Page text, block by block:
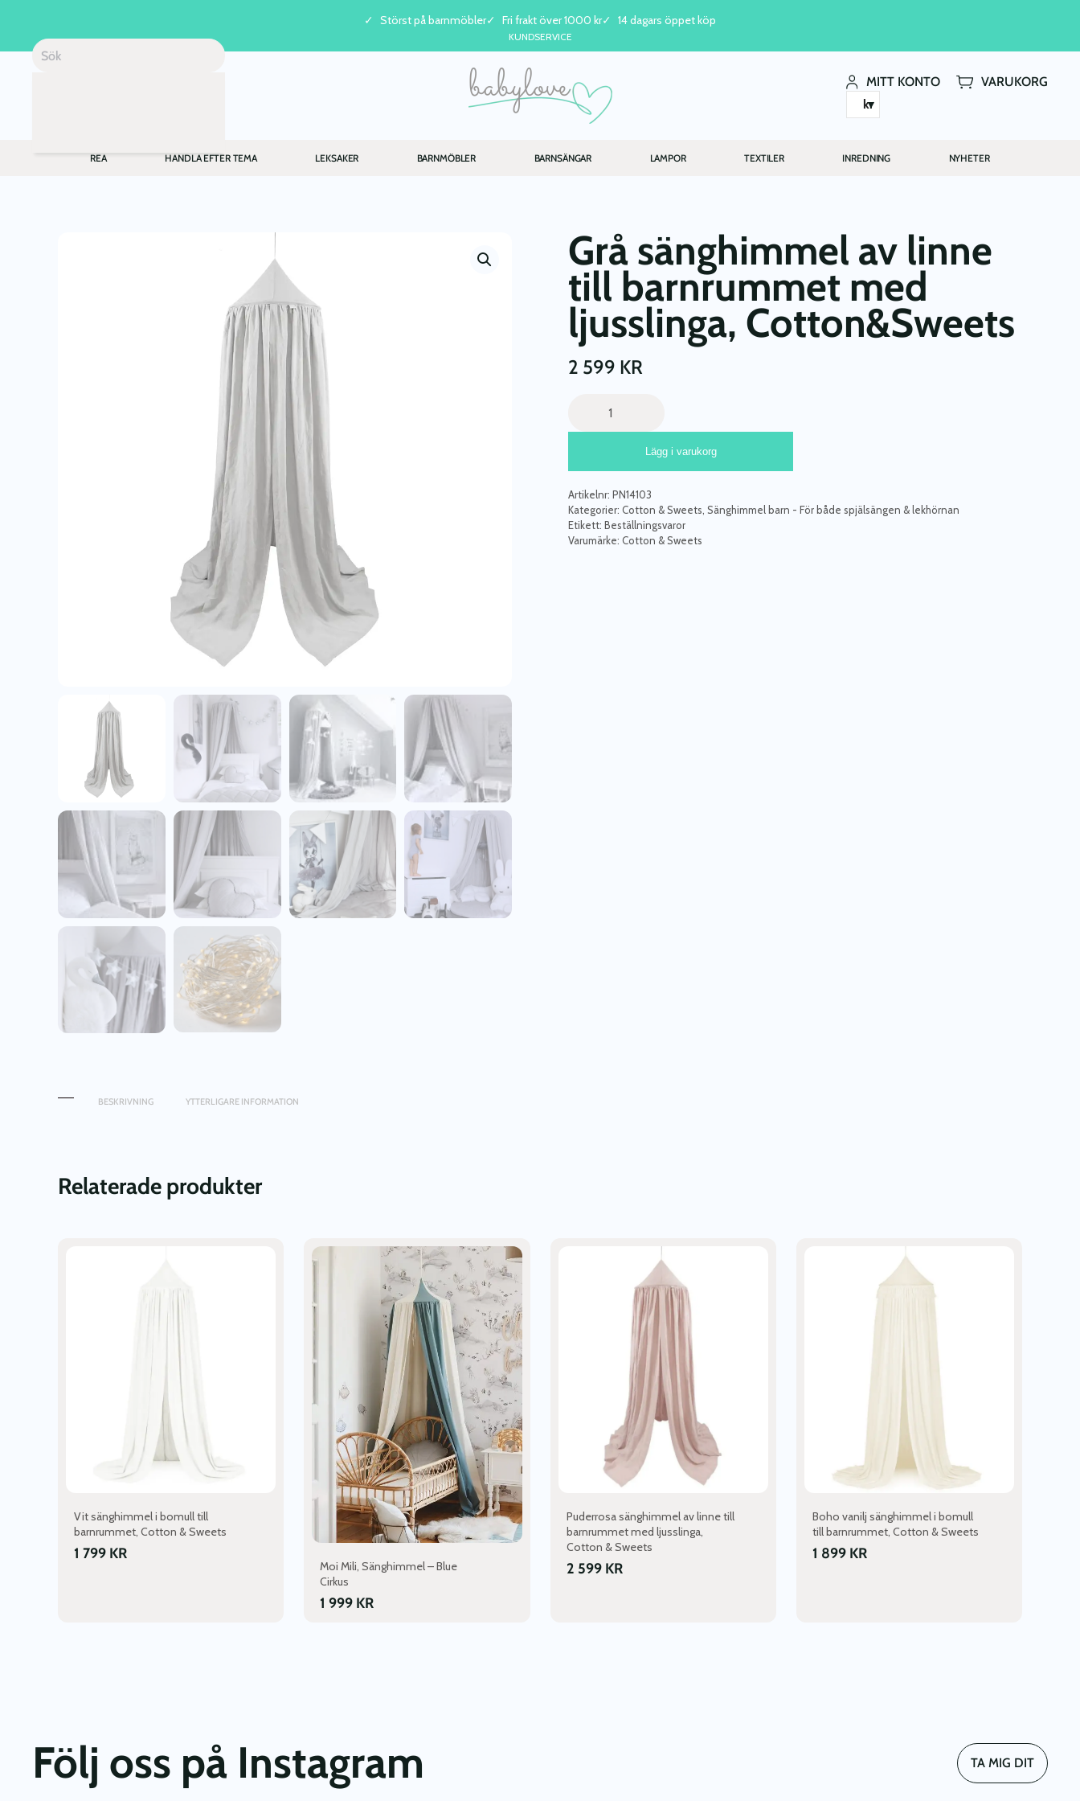
Skip to main content
Störst på barnmöbler Fri frakt över 1000 kr 14 dagars öppet köp
KUNDSERVICE
MITT KONTO
VARUKORG
kr
REA HANDLA EFTER TEMA LEKSAKER BARNMÖBLER BARNSÄNGAR LAMPOR TEXTILER INREDNING NYHETER
Grå sänghimmel av linne
till barnrummet med
ljusslinga, Cotton&Sweets
2 599 KR
sänghimmel
av
till
barnrummet
med
ljusslinga,
Cotton&Sweets
Lägg i varukorg
Artikelnr: PN14103
Kategorier: Cotton & Sweets Sänghimmel barn - För både spjälsängen & lekhörnan
Etikett: Beställningsvaror
Varumärke: Cotton & Sweets
BESKRIVNING YTTERLIGARE INFORMATION
Relaterade produkter
Vit sänghimmel i bomull till
barnrummet, Cotton & Sweets
1 799 KR
Moi Mili, Sänghimmel – Blue
Cirkus
1 999 KR
Puderrosa sänghimmel av linne till
barnrummet med ljusslinga,
Cotton & Sweets
2 599 KR
Boho vanilj sänghimmel i bomull
till barnrummet, Cotton & Sweets
1 899 KR
Följ oss på Instagram TA MIG DIT